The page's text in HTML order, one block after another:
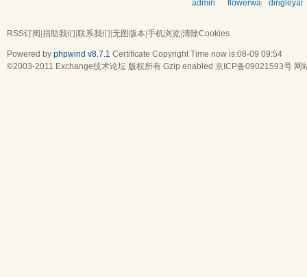
admin flowerwaiterdingleyan
RSS订阅 捐助我们 联系我们 无图版本 手机浏览 清除Cookies
Powered by phpwind v8.7.1 Certificate Copyright Time now is:08-09 09:54
©2003-2011 Exchange技术论坛 版权所有 Gzip enabled 京ICP备09021593号 网